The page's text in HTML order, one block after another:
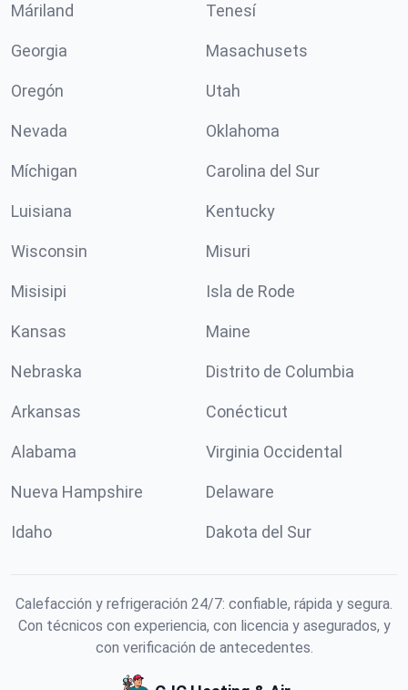
Máriland Tenesí
Georgia Masachusets
Oregón Utah
Nevada Oklahoma
Míchigan Carolina del Sur
Luisiana Kentucky
Wisconsin Misuri
Misisipi Isla de Rode
Kansas Maine
Nebraska Distrito de Columbia
Arkansas Conécticut
Alabama Virginia Occidental
Nueva Hampshire Delaware
Idaho Dakota del Sur
Calefacción y refrigeración 24/7: confiable, rápida y segura.
Con técnicos con experiencia, con licencia y asegurados, y
con verificación de antecedentes.